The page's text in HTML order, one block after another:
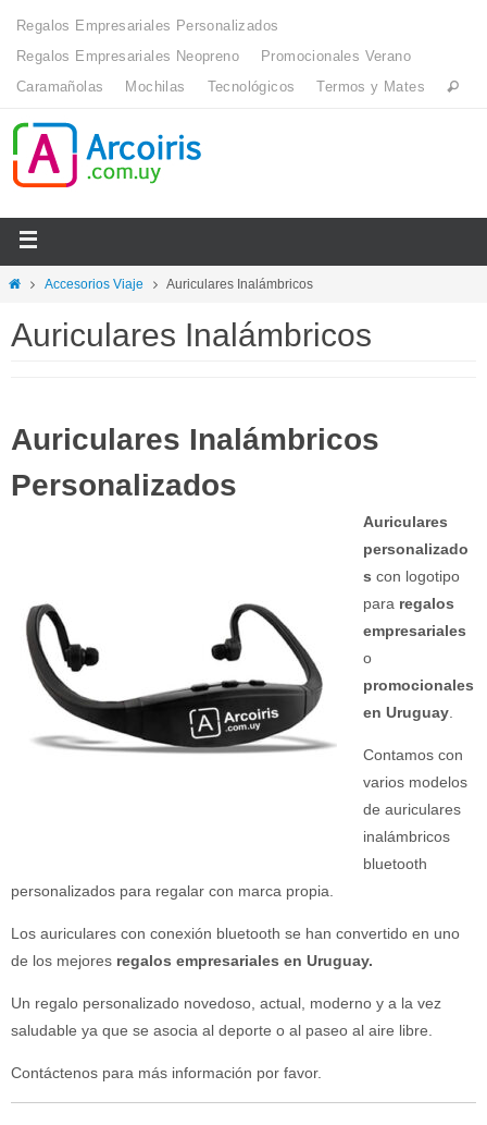
Regalos Empresariales Personalizados
Regalos Empresariales Neopreno
Promocionales Verano
Caramañolas
Mochilas Tecnológicos Termos y Mates
Accesorios Viaje Auriculares Inalámbricos
Auriculares Inalámbricos
Auriculares Inalámbricos
Personalizados
Auriculares
personalizado
s con logotipo
para regalos
empresariales
o
promocionales
en Uruguay
Contamos con
varios modelos
de auriculares
inalámbricos
bluetooth
personalizados para regalar con marca propia.
Los auriculares con conexión bluetooth se han convertido en uno
de los mejores regalos empresariales en Uruguay.
Un regalo personalizado novedoso, actual, moderno y a la vez
saludable ya que se asocia al deporte o al paseo al aire libre.
Contáctenos para más información por favor.